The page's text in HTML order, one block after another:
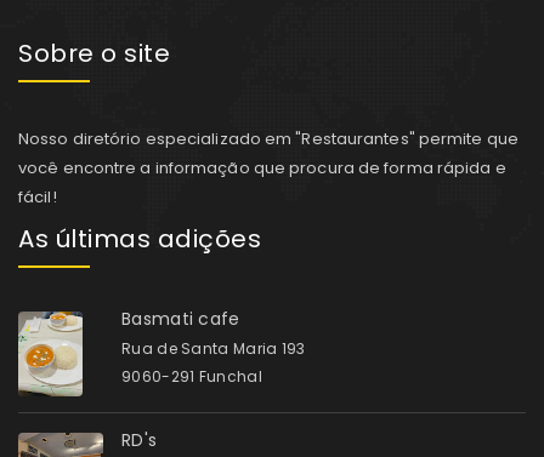
Sobre o site
Nosso diretório especializado em "Restaurantes" permite que
você encontre a informação que procura de forma rápida e
fácil!
As últimas adições
Basmati cafe
Rua de Santa Maria 193
9060-291 Funchal
RD's